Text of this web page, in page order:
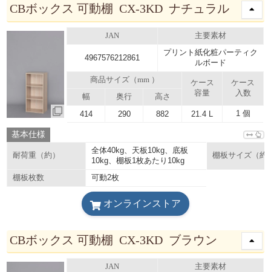
CBボックス 可動棚 CX-3KD ナチュラル
JAN 主要素材
4967576212861
プリント紙化粧パーティク
ルボード
商品サイズ（mm ）
ケース
容量
ケース
入数
幅 奥行 高さ
414 290 882 21.4 L 1 個
基本仕様
耐荷重（約）
全体40kg、天板10kg、底板
10kg、棚板1枚あたり10kg
棚板サイズ（約
棚板枚数 可動2枚
オンラインストア
CBボックス 可動棚 CX-3KD ブラウン
JAN 主要素材